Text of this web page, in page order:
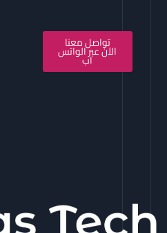
تواصل معنا
الآن عبر الواتس
اب